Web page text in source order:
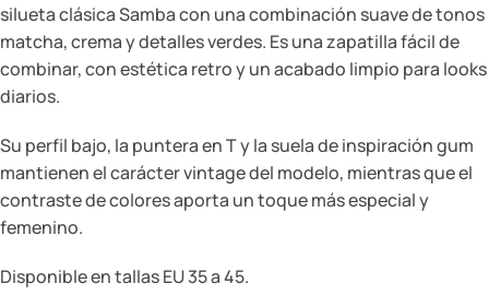
silueta clásica Samba con una combinación suave de tonos
matcha, crema y detalles verdes. Es una zapatilla fácil de
combinar, con estética retro y un acabado limpio para looks
diarios.
Su perfil bajo, la puntera en T y la suela de inspiración gum
mantienen el carácter vintage del modelo, mientras que el
contraste de colores aporta un toque más especial y
femenino.
Disponible en tallas EU 35 a 45.